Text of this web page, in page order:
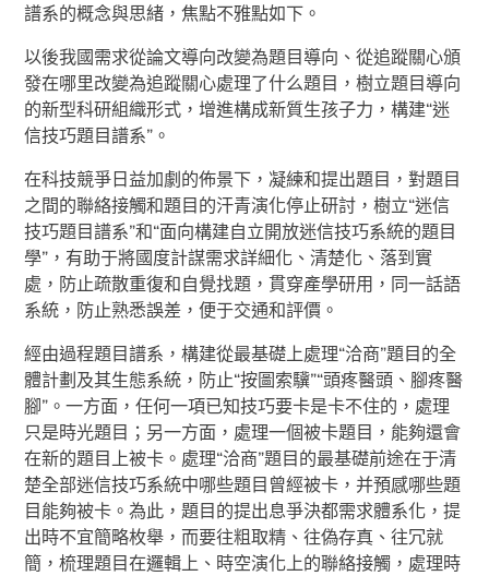
譜系的概念與思緒，焦點不雅點如下。
以後我國需求從論文導向改變為題目導向、從追蹤關心頒
發在哪里改變為追蹤關心處理了什么題目，樹立題目導向
的新型科研組織形式，增進構成新質生孩子力，構建“迷
信技巧題目譜系”。
在科技競爭日益加劇的佈景下，凝練和提出題目，對題目
之間的聯絡接觸和題目的汗青演化停止研討，樹立“迷信
技巧題目譜系”和“面向構建自立開放迷信技巧系統的題目
學”，有助于將國度計謀需求詳細化、清楚化、落到實
處，防止疏散重復和自覺找題，貫穿產學研用，同一話語
系統，防止熟悉誤差，便于交通和評價。
經由過程題目譜系，構建從最基礎上處理“洽商”題目的全
體計劃及其生態系統，防止“按圖索驥”“頭疼醫頭、腳疼醫
腳”。一方面，任何一項已知技巧要卡是卡不住的，處理
只是時光題目；另一方面，處理一個被卡題目，能夠還會
在新的題目上被卡。處理“洽商”題目的最基礎前途在于清
楚全部迷信技巧系統中哪些題目曾經被卡，并預感哪些題
目能夠被卡。為此，題目的提出息爭決都需求體系化，提
出時不宜簡略枚舉，而要往粗取精、往偽存真、往冗就
簡，梳理題目在邏輯上、時空演化上的聯絡接觸，處理時